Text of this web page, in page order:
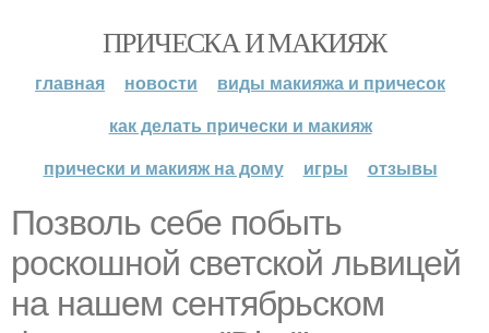
ПРИЧЕСКА И МАКИЯЖ
главная новости
виды макияжа и причесок
как делать прически и макияж
прически и макияж на дому
игры отзывы
Позволь себе побыть
роскошной светской львицей
на нашем сентябрьском